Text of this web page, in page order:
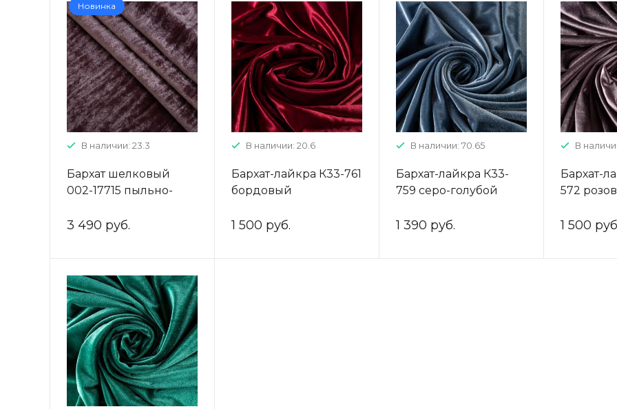
Новинка
В наличии: 23.3
Бархат шелковый
002-17715 пыльно-
3 490 руб.
В наличии: 20.6
Бархат-лайкра К33-761
бордовый
1 500 руб.
В наличии: 70.65
Бархат-лайкра К33-
759 серо-голубой
1 390 руб.
В
Бархат-
572
1 500